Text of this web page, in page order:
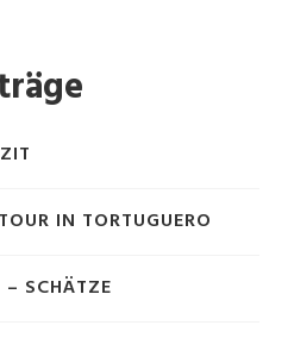
IN TORTUGUERO
SCHÄTZE